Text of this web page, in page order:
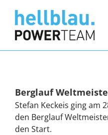
Inhalt
springen
Berglauf
Stefan Keckeis ging am
den Berglauf
den Start.